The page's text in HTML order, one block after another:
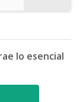
lo esencial